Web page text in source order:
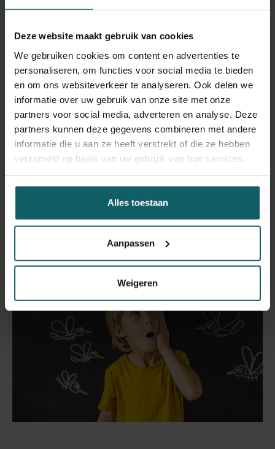
Deze website maakt gebruik van cookies
We gebruiken cookies om content en advertenties te
personaliseren, om functies voor social media te bieden
en om ons websiteverkeer te analyseren. Ook delen we
informatie over uw gebruik van onze site met onze
partners voor social media, adverteren en analyse. Deze
partners kunnen deze gegevens combineren met andere
informatie die u aan ze heeft verstrekt of die ze hebben
verzameld op basis van uw gebruik van hun services.
Alles toestaan
Aanpassen
Weigeren
Ontmoet de tseetseevlieg
Observeer levende tseetseevliegen van dichtbij en leer
meer over hun rol in de verspreiding van slaapziekte.
Word zelf arts voor één dag
Neem de rol van arts op en onderzoek een mysterieuze
patiënt. Voer een echte CATT-test uit en ontdek of jouw
patiënt slaapziekte heeft of gewoon een verkoudheid!